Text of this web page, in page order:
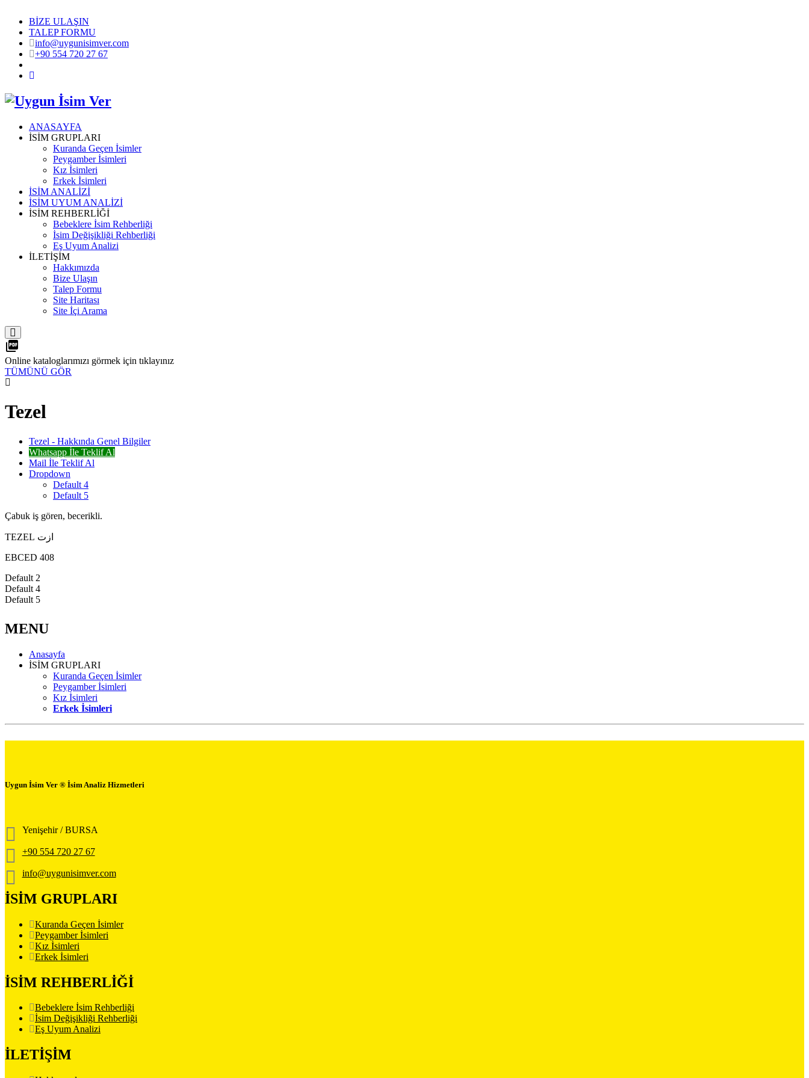
BİZE ULAŞIN
TALEP FORMU
info@uygunisimver.com
+90 554 720 27 67
ANASAYFA
İSİM GRUPLARI
Kuranda Geçen İsimler
Peygamber İsimleri
Kız İsimleri
Erkek İsimleri
İSİM ANALİZİ
İSİM UYUM ANALİZİ
İSİM REHBERLİĞİ
Bebeklere İsim Rehberliği
İsim Değişikliği Rehberliği
Eş Uyum Analizi
İLETİŞİM
Hakkımızda
Bize Ulaşın
Talep Formu
Site Haritası
Site İçi Arama
picture_as_pdf
Online kataloglarımızı görmek için tıklayınız
TÜMÜNÜ GÖR
Tezel
Tezel - Hakkında Genel Bilgiler
Whatsapp İle Teklif Al
Mail İle Teklif Al
Dropdown
Default 4
Default 5
Çabuk iş gören, becerikli.
TEZEL ازت
EBCED 408
Default 2
Default 4
Default 5
MENU
Anasayfa
İSİM GRUPLARI
Kuranda Geçen İsimler
Peygamber İsimleri
Kız İsimleri
Erkek İsimleri
Uygun İsim Ver ® İsim Analiz Hizmetleri
Yenişehir / BURSA
+90 554 720 27 67
info@uygunisimver.com
İSİM GRUPLARI
Kuranda Geçen İsimler
Peygamber İsimleri
Kız İsimleri
Erkek İsimleri
İSİM REHBERLİĞİ
Bebeklere İsim Rehberliği
İsim Değişikliği Rehberliği
Eş Uyum Analizi
İLETİŞİM